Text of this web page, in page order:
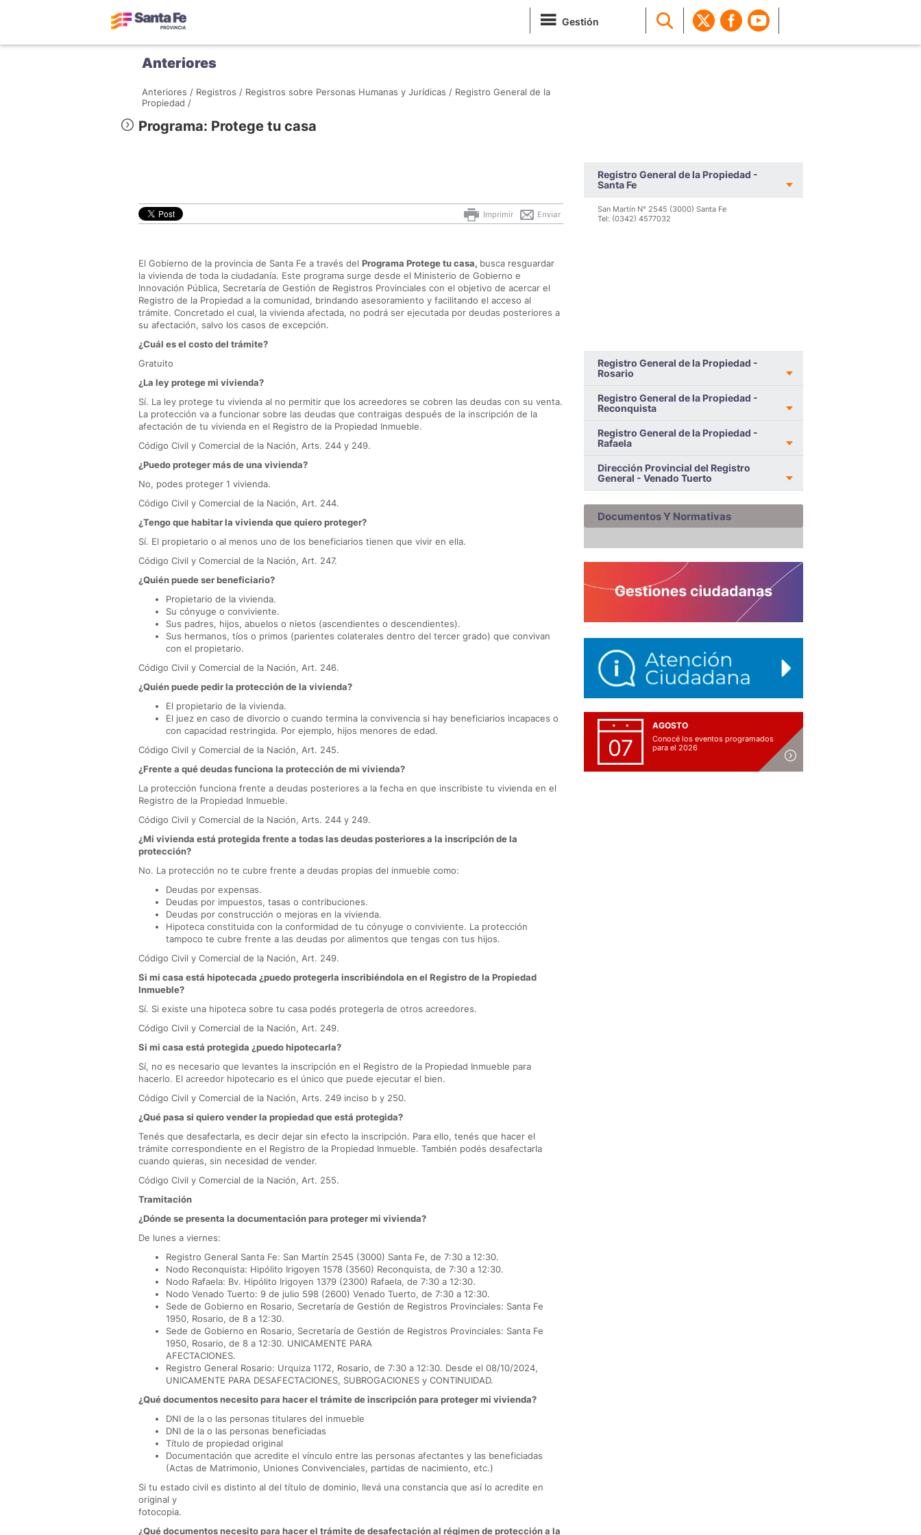
Gestión
Anteriores
Anteriores / Registros / Registros sobre Personas Humanas y Jurídicas / Registro General de la
Propiedad /
Programa: Protege tu casa
Enviar
Imprimir
El Gobierno de la provincia de Santa Fe a través del Programa Protege tu casa, busca resguardar
la vivienda de toda la ciudadanía. Este programa surge desde el Ministerio de Gobierno e
Innovación Pública, Secretaría de Gestión de Registros Provinciales con el objetivo de acercar el
Registro de la Propiedad a la comunidad, brindando asesoramiento y facilitando el acceso al
trámite. Concretado el cual, la vivienda afectada, no podrá ser ejecutada por deudas posteriores a
su afectación, salvo los casos de excepción.
¿Cuál es el costo del trámite?
Gratuito
¿La ley protege mi vivienda?
Sí. La ley protege tu vivienda al no permitir que los acreedores se cobren las deudas con su venta.
La protección va a funcionar sobre las deudas que contraigas después de la inscripción de la
afectación de tu vivienda en el Registro de la Propiedad Inmueble.
Código Civil y Comercial de la Nación, Arts. 244 y 249.
¿Puedo proteger más de una vivienda?
No, podes proteger 1 vivienda.
Código Civil y Comercial de la Nación, Art. 244.
¿Tengo que habitar la vivienda que quiero proteger?
Sí. El propietario o al menos uno de los beneficiarios tienen que vivir en ella.
Código Civil y Comercial de la Nación, Art. 247.
¿Quién puede ser beneficiario?
Propietario de la vivienda.
Su cónyuge o conviviente.
Sus padres, hijos, abuelos o nietos (ascendientes o descendientes).
Sus hermanos, tíos o primos (parientes colaterales dentro del tercer grado) que convivan
con el propietario.
Código Civil y Comercial de la Nación, Art. 246.
¿Quién puede pedir la protección de la vivienda?
El propietario de la vivienda.
El juez en caso de divorcio o cuando termina la convivencia si hay beneficiarios incapaces o
con capacidad restringida. Por ejemplo, hijos menores de edad.
Código Civil y Comercial de la Nación, Art. 245.
¿Frente a qué deudas funciona la protección de mi vivienda?
La protección funciona frente a deudas posteriores a la fecha en que inscribiste tu vivienda en el
Registro de la Propiedad Inmueble.
Código Civil y Comercial de la Nación, Arts. 244 y 249.
¿Mi vivienda está protegida frente a todas las deudas posteriores a la inscripción de la
protección?
No. La protección no te cubre frente a deudas propias del inmueble como:
Deudas por expensas.
Deudas por impuestos, tasas o contribuciones.
Deudas por construcción o mejoras en la vivienda.
Hipoteca constituida con la conformidad de tu cónyuge o conviviente. La protección
tampoco te cubre frente a las deudas por alimentos que tengas con tus hijos.
Código Civil y Comercial de la Nación, Art. 249.
Si mi casa está hipotecada ¿puedo protegerla inscribiéndola en el Registro de la Propiedad
Inmueble?
Sí. Si existe una hipoteca sobre tu casa podés protegerla de otros acreedores.
Código Civil y Comercial de la Nación, Art. 249.
Si mi casa está protegida ¿puedo hipotecarla?
Sí, no es necesario que levantes la inscripción en el Registro de la Propiedad Inmueble para
hacerlo. El acreedor hipotecario es el único que puede ejecutar el bien.
Código Civil y Comercial de la Nación, Arts. 249 inciso b y 250.
¿Qué pasa si quiero vender la propiedad que está protegida?
Tenés que desafectarla, es decir dejar sin efecto la inscripción. Para ello, tenés que hacer el
trámite correspondiente en el Registro de la Propiedad Inmueble. También podés desafectarla
cuando quieras, sin necesidad de vender.
Código Civil y Comercial de la Nación, Art. 255.
Tramitación
¿Dónde se presenta la documentación para proteger mi vivienda?
De lunes a viernes:
Registro General Santa Fe: San Martín 2545 (3000) Santa Fe, de 7:30 a 12:30.
Nodo Reconquista: Hipólito Irigoyen 1578 (3560) Reconquista, de 7:30 a 12:30.
Nodo Rafaela: Bv. Hipólito Irigoyen 1379 (2300) Rafaela, de 7:30 a 12:30.
Nodo Venado Tuerto: 9 de julio 598 (2600) Venado Tuerto, de 7:30 a 12:30.
Sede de Gobierno en Rosario, Secretaría de Gestión de Registros Provinciales: Santa Fe
1950, Rosario, de 8 a 12:30.
Sede de Gobierno en Rosario, Secretaría de Gestión de Registros Provinciales: Santa Fe
1950, Rosario, de 8 a 12:30. UNICAMENTE PARA
AFECTACIONES.
Registro General Rosario: Urquiza 1172, Rosario, de 7:30 a 12:30. Desde el 08/10/2024,
UNICAMENTE PARA DESAFECTACIONES, SUBROGACIONES y CONTINUIDAD.
¿Qué documentos necesito para hacer el trámite de inscripción para proteger mi vivienda?
DNI de la o las personas titulares del inmueble
DNI de la o las personas beneficiadas
Título de propiedad original
Documentación que acredite el vínculo entre las personas afectantes y las beneficiadas
(Actas de Matrimonio, Uniones Convivenciales, partidas de nacimiento, etc.)
Si tu estado civil es distinto al del título de dominio, llevá una constancia que así lo acredite en
original y
fotocopia.
¿Qué documentos necesito para hacer el trámite de desafectación al régimen de protección a la
Registro General de la Propiedad -
Santa Fe
San Martín N° 2545 (3000) Santa Fe
Tel: (0342) 4577032
Registro General de la Propiedad -
Rosario
Registro General de la Propiedad -
Reconquista
Registro General de la Propiedad -
Rafaela
Dirección Provincial del Registro
General - Venado Tuerto
Documentos Y Normativas
07
AGOSTO
Conocé los eventos programados
para el 2026